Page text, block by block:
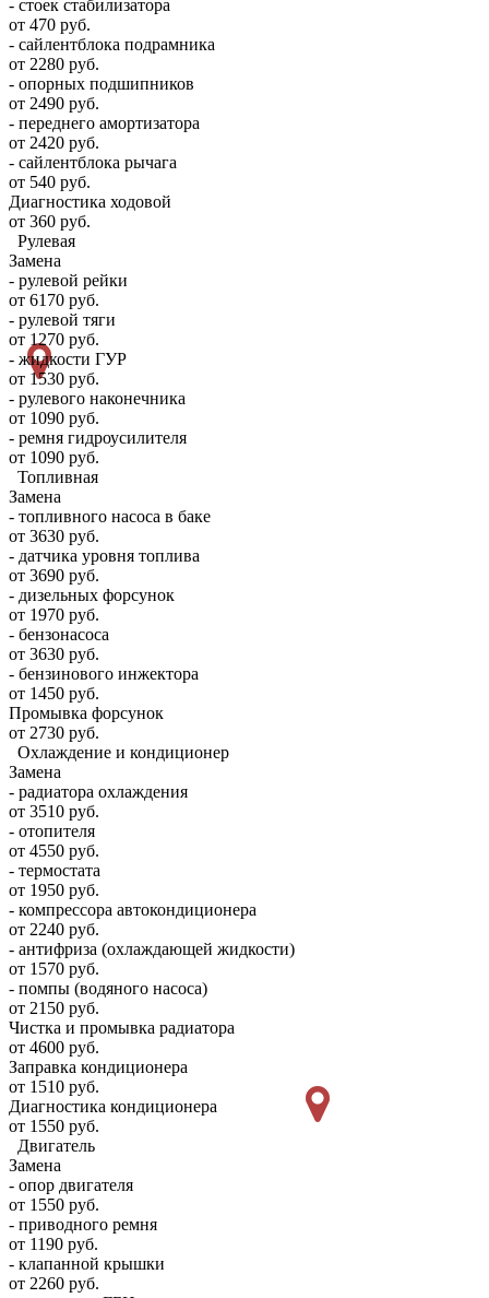
- стоек стабилизатора
от 470 руб.
- сайлентблока подрамника
от 2280 руб.
- опорных подшипников
от 2490 руб.
- переднего амортизатора
от 2420 руб.
- сайлентблока рычага
от 540 руб.
Диагностика ходовой
от 360 руб.
Рулевая
Замена
- рулевой рейки
от 6170 руб.
- рулевой тяги
от 1270 руб.
- жидкости ГУР
от 1530 руб.
- рулевого наконечника
от 1090 руб.
- ремня гидроусилителя
от 1090 руб.
Топливная
Замена
- топливного насоса в баке
от 3630 руб.
- датчика уровня топлива
от 3690 руб.
- дизельных форсунок
от 1970 руб.
- бензонасоса
от 3630 руб.
- бензинового инжектора
от 1450 руб.
Промывка форсунок
от 2730 руб.
Охлаждение и кондиционер
Замена
- радиатора охлаждения
от 3510 руб.
- отопителя
от 4550 руб.
- термостата
от 1950 руб.
- компрессора автокондиционера
от 2240 руб.
- антифриза (охлаждающей жидкости)
от 1570 руб.
- помпы (водяного насоса)
от 2150 руб.
Чистка и промывка радиатора
от 4600 руб.
Заправка кондиционера
от 1510 руб.
Диагностика кондиционера
от 1550 руб.
Двигатель
Замена
- опор двигателя
от 1550 руб.
- приводного ремня
от 1190 руб.
- клапанной крышки
от 2260 руб.